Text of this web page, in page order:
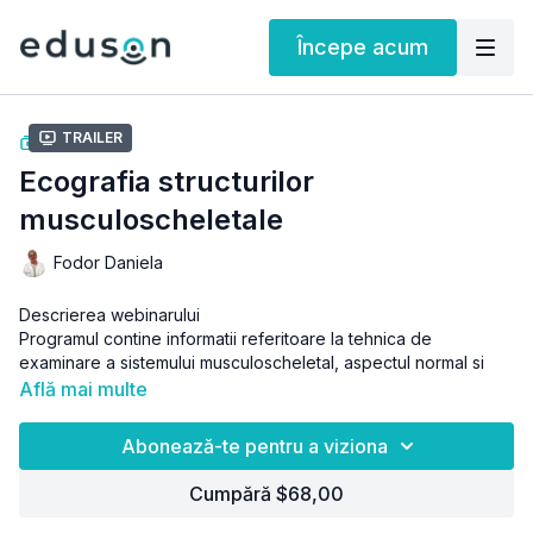
Începe acum
Trailer
COLECŢIE
Ecografia structurilor
musculoscheletale
Fodor Daniela
Descrierea webinarului
Programul contine informatii referitoare la tehnica de
examinare a sistemului musculoscheletal, aspectul normal si
modificarile patologice de baza ale acestor structuri.
intelegerii ecografiei musculoscheletale. Invatarea examinarii
corecte si identificarea modificarilor patologice elementare
constituie un pas esential pentru o buna practica in acest tip
Programul dorește livrarea de informatii privitor la:
Intelegerea artefactelor ecografiei musculoscheletale
Află mai multe
Abonează-te pentru a viziona
Cumpără $68,00